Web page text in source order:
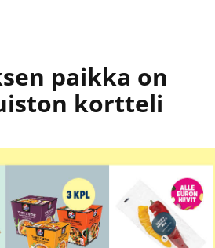
paikka on
kortteli